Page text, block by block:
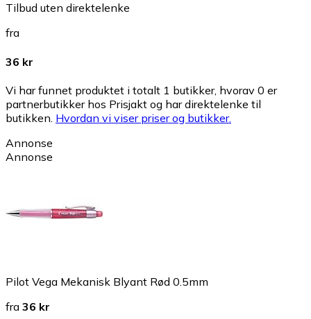
Tilbud uten direktelenke
fra
36 kr
Vi har funnet produktet i totalt 1 butikker, hvorav 0 er
partnerbutikker hos Prisjakt og har direktelenke til
butikken. Hvordan vi viser priser og butikker.
Annonse
Annonse
Pilot Vega Mekanisk Blyant Rød 0.5mm
fra 36 kr